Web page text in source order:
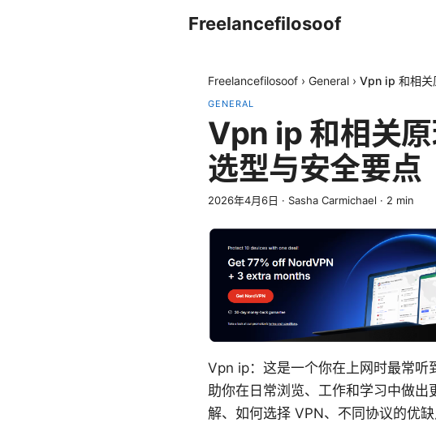
Freelancefilosoof
Freelancefilosoof › General › Vpn ip 和相关
GENERAL
Vpn ip 和相关原
选型与安全要点
2026年4月6日 · Sasha Carmichael · 2 min
Vpn ip：这是一个你在上网时最常听
助你在日常浏览、工作和学习中做
解、如何选择 VPN、不同协议的优